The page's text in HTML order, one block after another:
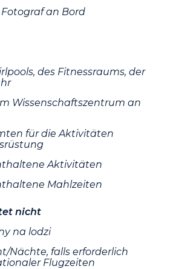
an Bord
des Fitnessraums, der
Wissenschaftszentrum an
für die Aktivitäten
Aktivitäten
Mahlzeiten
nicht
na lodzi
Nächte, falls erforderlich
Flugzeiten